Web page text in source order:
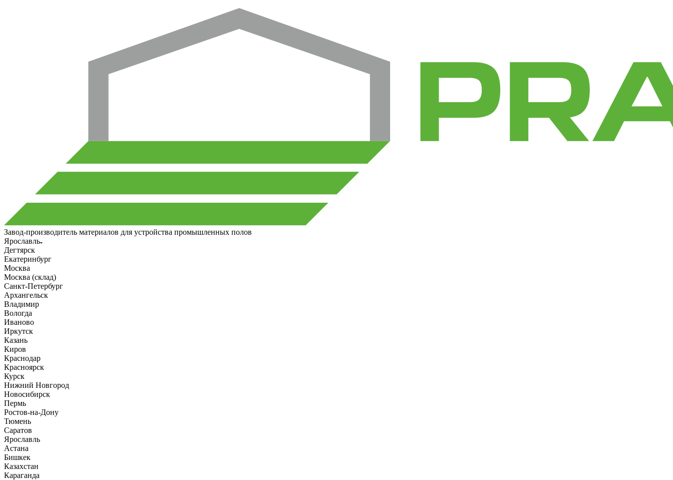
Завод-производитель материалов для устройства промышленных полов
Ярославль
Дегтярск
Екатеринбург
Москва
Москва (склад)
Санкт-Петербург
Архангельск
Владимир
Вологда
Иваново
Иркутск
Казань
Киров
Краснодар
Красноярск
Курск
Нижний Новгород
Новосибирск
Пермь
Ростов-на-Дону
Тюмень
Саратов
Ярославль
Астана
Бишкек
Казахстан
Караганда